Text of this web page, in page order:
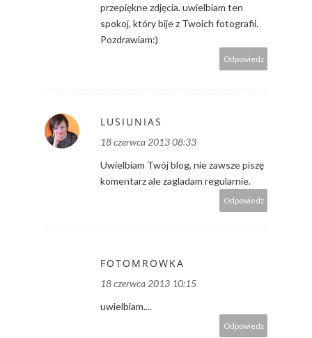
przepiękne zdjęcia. uwielbiam ten
spokoj, który bije z Twoich fotografii.
Pozdrawiam:)
Odpowiedz
LUSIUNIAS
18 czerwca 2013 08:33
Uwielbiam Twój blog, nie zawsze piszę
komentarz ale zagladam regularnie.
Odpowiedz
FOTOMROWKA
18 czerwca 2013 10:15
uwielbiam....
Odpowiedz